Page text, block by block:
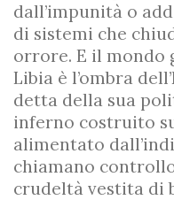
dall’impunità o
di sistemi che
orrore. E il mondo
Libia è l’ombra
detta della sua
inferno costruito
alimentato
chiamano
crudeltà vestita di